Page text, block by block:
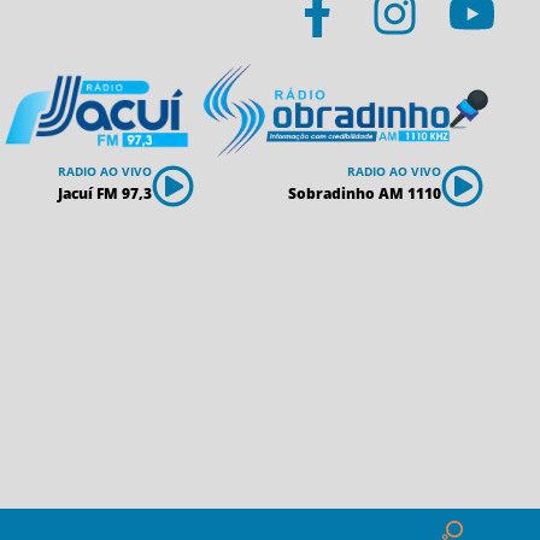
RADIO AO VIVO
Jacuí FM 97,3
RADIO AO VIVO
Sobradinho AM 1110